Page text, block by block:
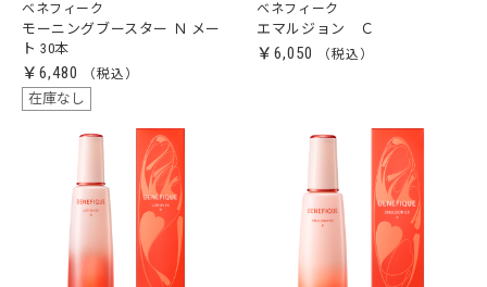
ベネフィーク
モーニングブースター Ｎ メー
ト 30本
￥6,480
在庫なし
ベネフィーク
エマルジョン Ｃ
￥6,050